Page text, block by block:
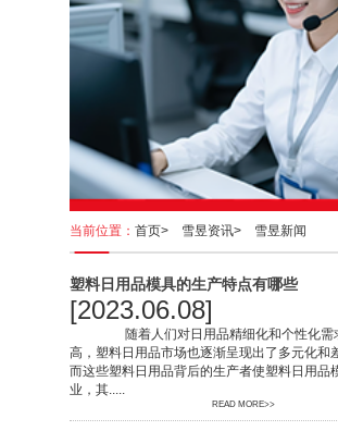
当前位置： 首页> 雪昱资讯> 雪昱新闻
塑料日用品模具的生产特点有哪些
[2023.06.08]
随着人们对日用品精细化和个性化需
高，塑料日用品市场也逐渐呈现出了多元化和
而这些塑料日用品背后的生产者使塑料日用品
业，其.....
READ MORE>>